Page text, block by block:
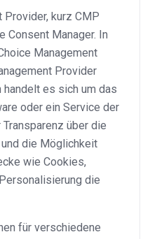
Provider, kurz CMP
Consent Manager. In
Management
Provider
es sich um das
oder ein Service der
über die
die Möglichkeit
wie Cookies,
die
für verschiedene